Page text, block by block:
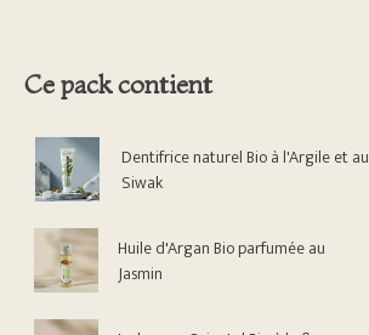
Ce pack contient
Dentifrice naturel Bio à l'Argile et au
Siwak
Huile d'Argan Bio parfumée au
Jasmin